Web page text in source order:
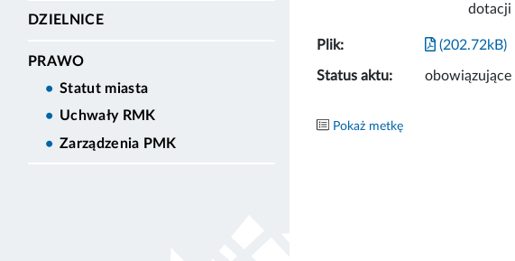
DZIELNICE
PRAWO
Statut miasta
Uchwały RMK
Zarządzenia PMK
dotacji
Plik: (202.72kB)
Status aktu: obowiązujące
Pokaż metkę